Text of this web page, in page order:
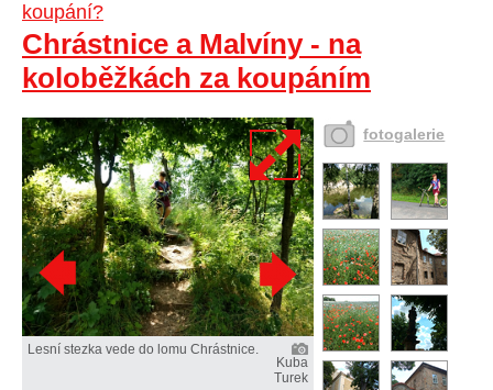
koupání?
Chrástnice a Malvíny - na
koloběžkách za koupáním
Lesní stezka vede do lomu Chrástnice.
Kuba
Turek
fotogalerie